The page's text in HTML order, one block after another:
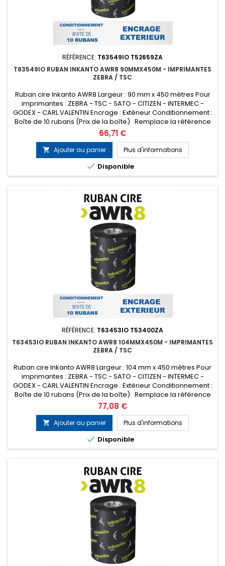
RÉFÉRENCE: T63549IO T52659ZA
T63549IO RUBAN INKANTO AWR8 90MMX450M - IMPRIMANTES
ZEBRA / TSC
Ruban cire Inkanto AWR8 Largeur : 90 mm x 450 mètres Pour
imprimantes : ZEBRA - TSC - SATO - CITIZEN - INTERMEC -
GODEX - CARL VALENTIN Encrage : Extérieur Conditionnement :
Boîte de 10 rubans (Prix de la boîte) Remplace la référence
ARMOR T52659ZA
Prix
66,71 €
 Ajouter au panier Plus d'informations
 Disponible
RÉFÉRENCE: T63453IO T53400ZA
T63453IO RUBAN INKANTO AWR8 104MMX450M - IMPRIMANTES
ZEBRA / TSC
Ruban cire Inkanto AWR8 Largeur : 104 mm x 450 mètres Pour
imprimantes : ZEBRA - TSC - SATO - CITIZEN - INTERMEC -
GODEX - CARL VALENTIN Encrage : Extérieur Conditionnement :
Boîte de 10 rubans (Prix de la boîte) Remplace la référence
ARMOR T53400ZA
Prix
77,08 €
 Ajouter au panier Plus d'informations
 Disponible